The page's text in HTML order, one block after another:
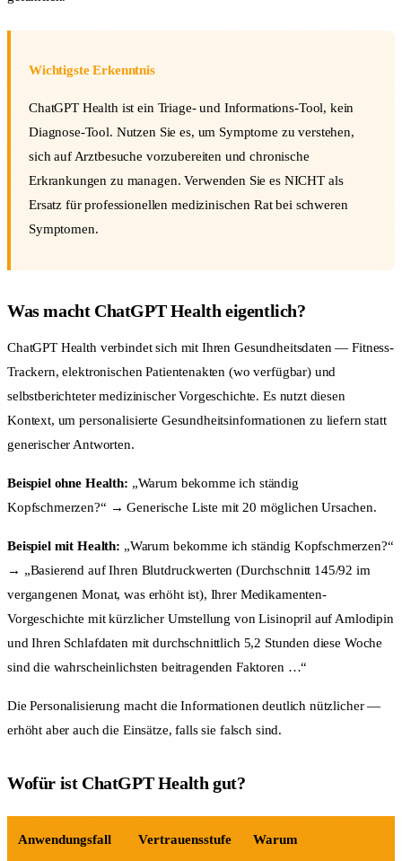
Wichtigste Erkenntnis
ChatGPT Health ist ein Triage- und Informations-Tool, kein
Diagnose-Tool. Nutzen Sie es, um Symptome zu verstehen,
sich auf Arztbesuche vorzubereiten und chronische
Erkrankungen zu managen. Verwenden Sie es NICHT als
Ersatz für professionellen medizinischen Rat bei schweren
Symptomen.
Was macht ChatGPT Health eigentlich?
ChatGPT Health verbindet sich mit Ihren Gesundheitsdaten — Fitness-
Trackern, elektronischen Patientenakten (wo verfügbar) und
selbstberichteter medizinischer Vorgeschichte. Es nutzt diesen
Kontext, um personalisierte Gesundheitsinformationen zu liefern statt
generischer Antworten.
Beispiel ohne Health: „Warum bekomme ich ständig
Kopfschmerzen?“ → Generische Liste mit 20 möglichen Ursachen.
Beispiel mit Health: „Warum bekomme ich ständig Kopfschmerzen?“
→ „Basierend auf Ihren Blutdruckwerten (Durchschnitt 145/92 im
vergangenen Monat, was erhöht ist), Ihrer Medikamenten-
Vorgeschichte mit kürzlicher Umstellung von Lisinopril auf Amlodipin
und Ihren Schlafdaten mit durchschnittlich 5,2 Stunden diese Woche
sind die wahrscheinlichsten beitragenden Faktoren …“
Die Personalisierung macht die Informationen deutlich nützlicher —
erhöht aber auch die Einsätze, falls sie falsch sind.
Wofür ist ChatGPT Health gut?
Anwendungsfall Vertrauensstufe Warum